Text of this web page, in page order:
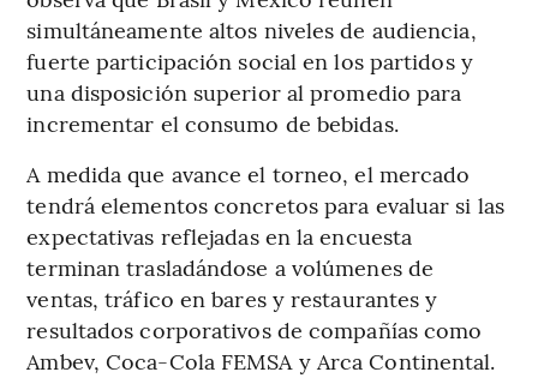
simultáneamente altos niveles de audiencia,
fuerte participación social en los partidos y
una disposición superior al promedio para
incrementar el consumo de bebidas.
A medida que avance el torneo, el mercado
tendrá elementos concretos para evaluar si las
expectativas reflejadas en la encuesta
terminan trasladándose a volúmenes de
ventas, tráfico en bares y restaurantes y
resultados corporativos de compañías como
Ambev, Coca-Cola FEMSA y Arca Continental.